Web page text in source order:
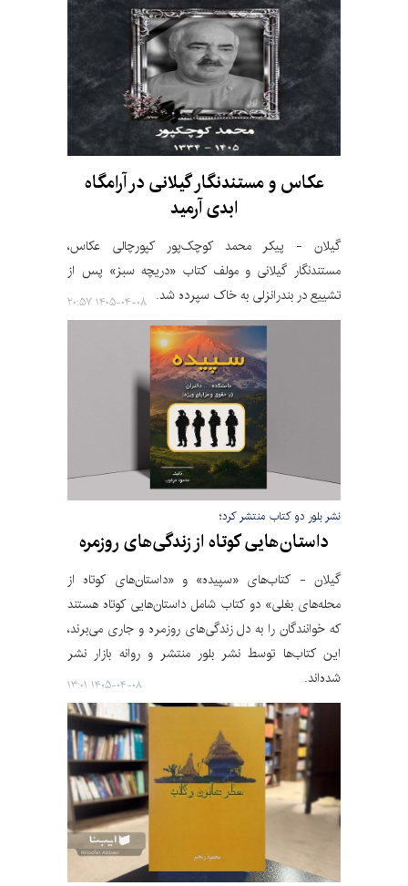
عکاس و مستندنگار گیلانی در آرامگاه
ابدی آرمید
گیلان - پیکر محمد کوچک‌پور کپورچالی عکاس،
مستندنگار گیلانی و مولف کتاب «دریچه سبز» پس از
تشییع در بندرانزلی به خاک سپرده شد. ۱۴۰۵-۰۴-۰۸ ۲۰:۵۷
نشر بلور دو کتاب منتشر کرد؛
داستان‌هایی کوتاه از زندگی‌های روزمره
گیلان - کتاب‌های «سپیده» و «داستان‌های کوتاه از
محله‌های بغلی» دو کتاب شامل داستان‌هایی کوتاه هستند
که خوانندگان را به دل زندگی‌های روزمره و جاری می‌برند،
این کتاب‌ها توسط نشر بلور منتشر و روانه بازار نشر
شده‌اند.
۱۴۰۵-۰۴-۰۸ ۱۳:۰۱